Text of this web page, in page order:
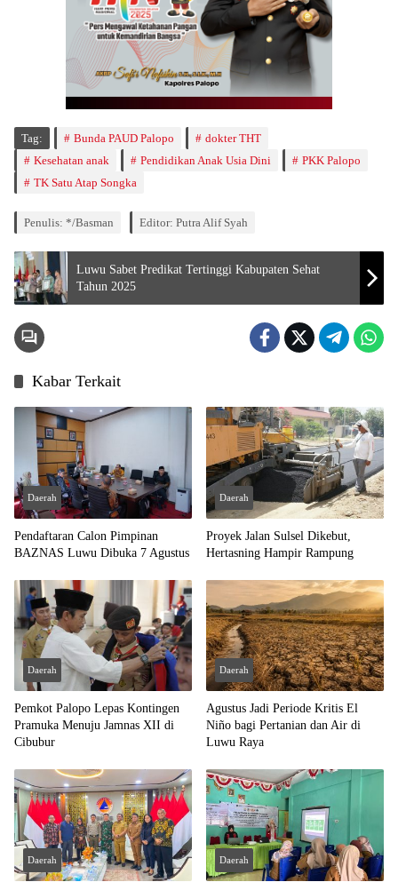
Tag: Bunda PAUD Palopo
dokter THT
Kesehatan anak
Pendidikan Anak Usia Dini
PKK Palopo
TK Satu Atap Songka
Penulis: */Basman Editor: Putra Alif Syah
Luwu Sabet Predikat Tertinggi Kabupaten Sehat
Tahun 2025
Kabar Terkait
Daerah
Pendaftaran Calon Pimpinan
BAZNAS Luwu Dibuka 7 Agustus
Daerah
Proyek Jalan Sulsel Dikebut,
Hertasning Hampir Rampung
Daerah
Pemkot Palopo Lepas Kontingen
Pramuka Menuju Jamnas XII di
Cibubur
Daerah
Agustus Jadi Periode Kritis El
Niño bagi Pertanian dan Air di
Luwu Raya
Daerah Daerah